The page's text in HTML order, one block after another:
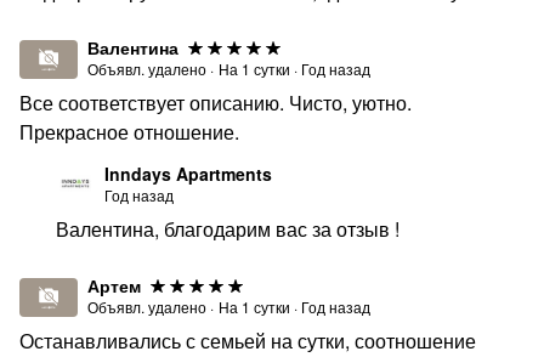
Валентина
Объявл. удалено · На 1 сутки · Год назад
Все соответствует описанию. Чисто, уютно.
Прекрасное отношение.
Inndays Apartments
Год назад
Валентина, благодарим вас за отзыв !
Артем
Объявл. удалено · На 1 сутки · Год назад
Останавливались с семьей на сутки, соотношение